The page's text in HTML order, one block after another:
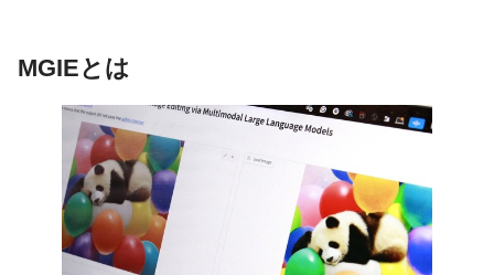
MGIEとは